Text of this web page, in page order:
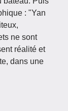
: "Yan
ne sont
réalité et
dans une